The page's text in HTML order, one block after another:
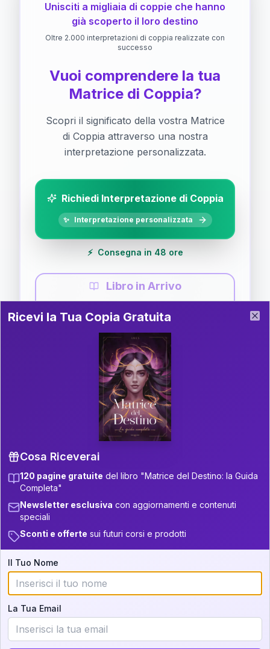
Unisciti a migliaia di coppie che hanno
già scoperto il loro destino
Oltre 2.000 interpretazioni di coppia realizzate con
successo
Vuoi comprendere la tua
Matrice di Coppia?
Scopri il significato della vostra Matrice
di Coppia attraverso una nostra
interpretazione personalizzata.
Richiedi Interpretazione di Coppia
✨ Interpretazione personalizzata
⚡ Consegna in 48 ore
Libro in Arrivo
Guida completa di Coppia
Il libro è in fase di scrittura. Iscriviti alla newsletter
per ricevere aggiornamenti!
P.S. Interpretazione parziale
gratuita
Scorri più in basso per vedere
un'interpretazione parziale gratuita della tua
Iscriviti alla newsletter per ricevere
aggiornamenti quando sarà disponibile.
Cosa scoprirete nella vostra
interpretazione:
💕 Come rafforzare la vostra unione
Ricevi la Tua Copia Gratuita del Libro
Ricevi la Tua Copia Gratuita
Cosa Riceverai
120 pagine gratuite del libro "Matrice del Destino: la Guida
Completa"
Newsletter esclusiva con aggiornamenti e contenuti
speciali
Sconti e offerte sui futuri corsi e prodotti
Il Tuo Nome
La Tua Email